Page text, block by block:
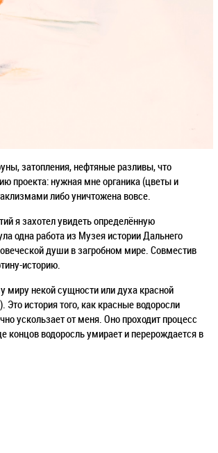
затопления, нефтяные разливы, что
проекта: нужная мне органика (цветы и
либо уничтожена вовсе.
я захотел увидеть определённую
одна работа из Музея истории Дальнего
души в загробном мире. Совместив
историю.
миру некой сущности или духа красной
история того, как красные водоросли
ускользает от меня. Оно проходит процесс
концов водоросль умирает и перерождается в